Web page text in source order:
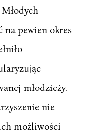
na pewien okres
młodzieży.
nie
możliwości